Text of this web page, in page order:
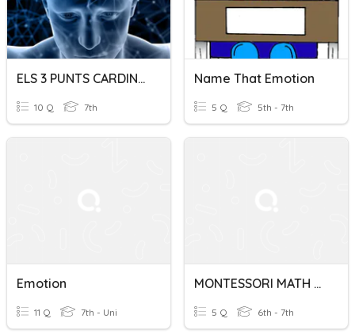
ELS 3 PUNTS CARDINALS DEL CERVELL ADOLESCENT
10 Q 7th
Name That Emotion
5 Q 5th - 7th
Emotion
11 Q 7th - Uni
MONTESSORI MATH QUIZ
5 Q 6th - 7th